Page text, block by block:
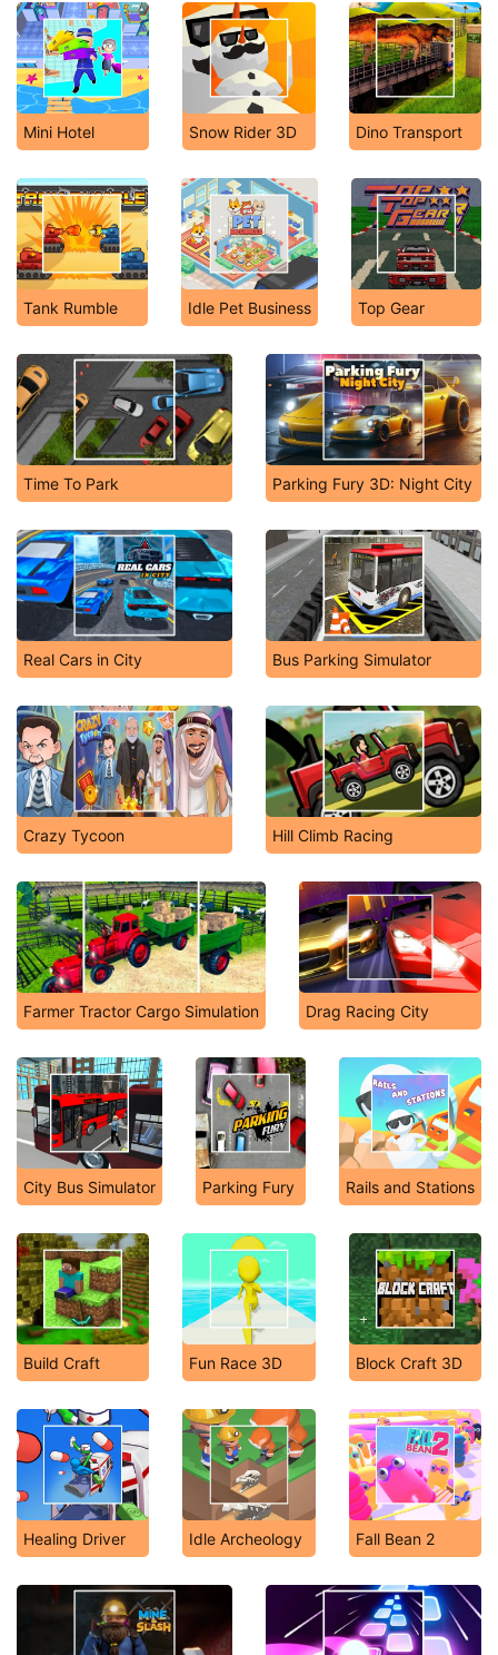
Mini Hotel Snow Rider 3D Dino Transport
Tank Rumble Idle Pet Business Top Gear
Time To Park Parking Fury 3D: Night City
Real Cars in City Bus Parking Simulator
Crazy Tycoon Hill Climb Racing
Farmer Tractor Cargo Simulation Drag Racing City
City Bus Simulator Parking Fury Rails and Stations
Build Craft Fun Race 3D Block Craft 3D
Healing Driver Idle Archeology Fall Bean 2